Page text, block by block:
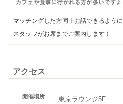
マッチングした方同士お話できるように
スタッフがお席までご案内します！
アクセス
開催場所
東京ラウンジ5F